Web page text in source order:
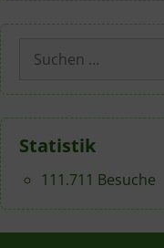
Suchen
nach:
Statistik
111.711 Besuche